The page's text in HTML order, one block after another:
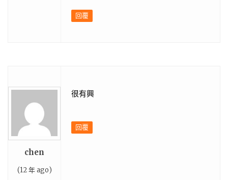
回覆
chen
(12 年 ago)
很有興
回覆